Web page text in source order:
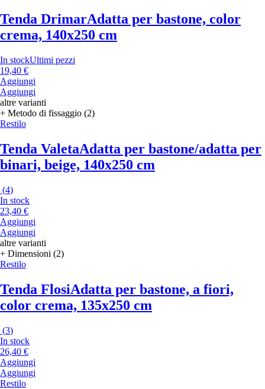
Tenda DrimarAdatta per bastone, color
crema, 140x250 cm
In stockUltimi pezzi
19,40 €
Aggiungi
Aggiungi
altre varianti
+ Metodo di fissaggio (2)
Restilo
Tenda ValetaAdatta per bastone/adatta per
binari, beige, 140x250 cm
(4)
In stock
23,40 €
Aggiungi
Aggiungi
altre varianti
+ Dimensioni (2)
Restilo
Tenda FlosiAdatta per bastone, a fiori,
color crema, 135x250 cm
(3)
In stock
26,40 €
Aggiungi
Aggiungi
Restilo